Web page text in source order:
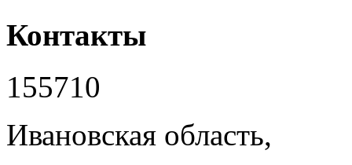
Контакты
155710
Ивановская область,